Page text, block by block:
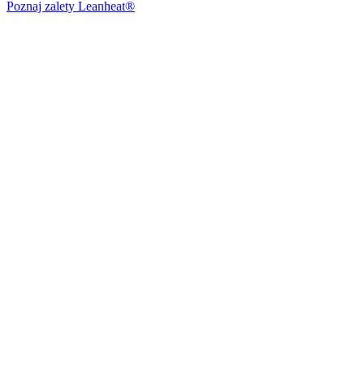
Poznaj zalety Leanheat®